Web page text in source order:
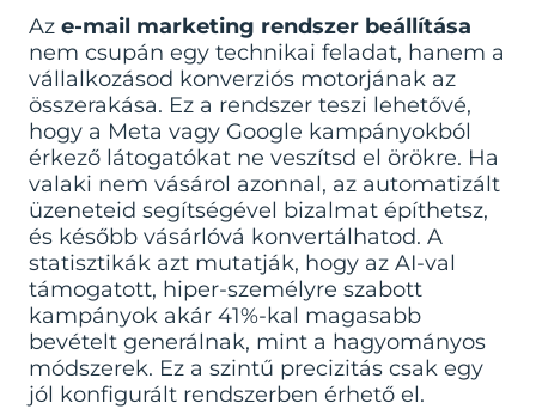
Az e-mail marketing rendszer beállítása
nem csupán egy technikai feladat, hanem a
vállalkozásod konverziós motorjának az
összerakása. Ez a rendszer teszi lehetővé,
hogy a Meta vagy Google kampányokból
érkező látogatókat ne veszítsd el örökre. Ha
valaki nem vásárol azonnal, az automatizált
üzeneteid segítségével bizalmat építhetsz,
és később vásárlóvá konvertálhatod. A
statisztikák azt mutatják, hogy az AI-val
támogatott, hiper-személyre szabott
kampányok akár 41%-kal magasabb
bevételt generálnak, mint a hagyományos
módszerek. Ez a szintű precizitás csak egy
jól konfigurált rendszerben érhető el.